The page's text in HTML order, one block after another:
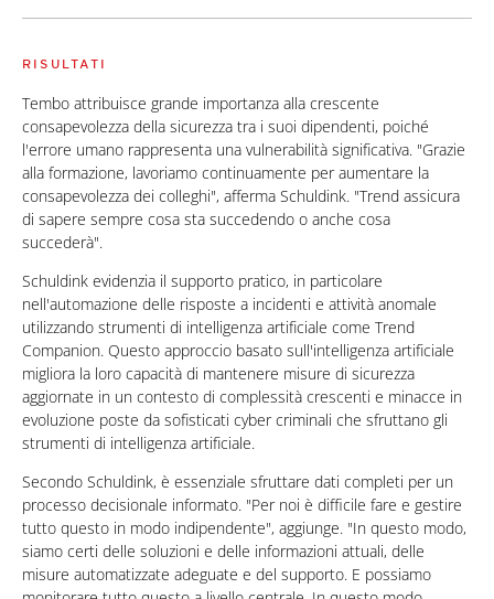
RISULTATI
Tembo attribuisce grande importanza alla crescente
consapevolezza della sicurezza tra i suoi dipendenti, poiché
l'errore umano rappresenta una vulnerabilità significativa. "Grazie
alla formazione, lavoriamo continuamente per aumentare la
consapevolezza dei colleghi", afferma Schuldink. "Trend assicura
di sapere sempre cosa sta succedendo o anche cosa
succederà".
Schuldink evidenzia il supporto pratico, in particolare
nell'automazione delle risposte a incidenti e attività anomale
utilizzando strumenti di intelligenza artificiale come Trend
Companion. Questo approccio basato sull'intelligenza artificiale
migliora la loro capacità di mantenere misure di sicurezza
aggiornate in un contesto di complessità crescenti e minacce in
evoluzione poste da sofisticati cyber criminali che sfruttano gli
strumenti di intelligenza artificiale.
Secondo Schuldink, è essenziale sfruttare dati completi per un
processo decisionale informato. "Per noi è difficile fare e gestire
tutto questo in modo indipendente", aggiunge. "In questo modo,
siamo certi delle soluzioni e delle informazioni attuali, delle
misure automatizzate adeguate e del supporto. E possiamo